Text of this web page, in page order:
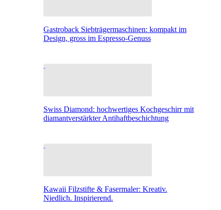
Gastroback Siebträgermaschinen: kompakt im
Design, gross im Espresso-Genuss
Swiss Diamond: hochwertiges Kochgeschirr mit
diamantverstärkter Antihaftbeschichtung
Kawaii Filzstifte & Fasermaler: Kreativ.
Niedlich. Inspirierend.